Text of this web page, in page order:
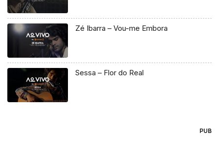
Zé Ibarra – Vou-me Embora
Sessa – Flor do Real
PUB